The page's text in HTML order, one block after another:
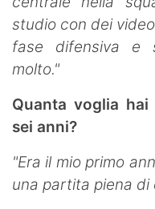
studio con dei
fase difensiva e
molto."
Quanta voglia
sei anni?
"Era il mio primo
una partita piena di